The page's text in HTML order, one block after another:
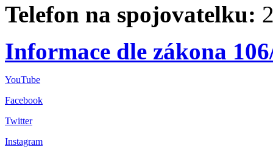
Telefon na spojovatelku:
Informace dle zákona
YouTube
Facebook
Twitter
Instagram